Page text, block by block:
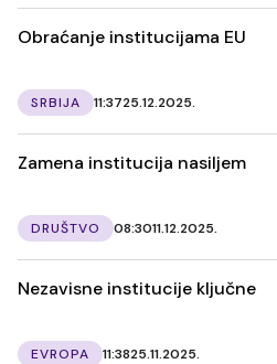
Obraćanje institucijama EU
SRBIJA 11:3725.12.2025.
Zamena institucija nasiljem
DRUŠTVO 08:3011.12.2025.
Nezavisne institucije ključne
EVROPA 11:3825.11.2025.